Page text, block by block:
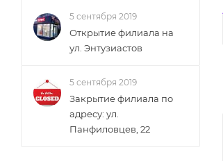
5 сентября 2019
Открытие филиала на
ул. Энтузиастов
5 сентября 2019
Закрытие филиала по
адресу: ул.
Панфиловцев, 22